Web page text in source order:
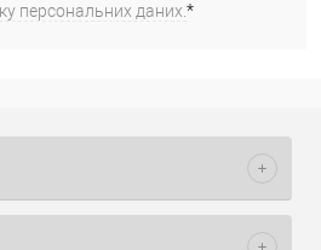
персональних даних.*